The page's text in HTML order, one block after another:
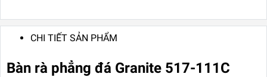
CHI TIẾT SẢN PHẨM
Bàn rà phẳng đá Granite 517-111C